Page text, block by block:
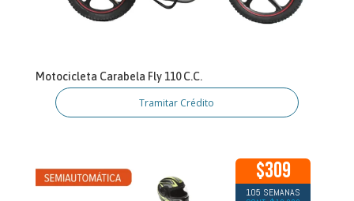
Motocicleta Carabela Fly 110 C.C.
Tramitar Crédito
$309
105 SEMANAS